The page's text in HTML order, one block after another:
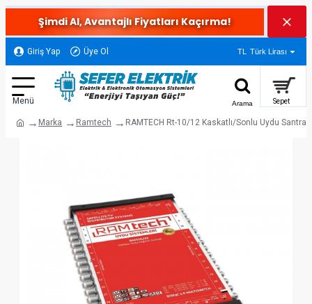
Şimdi Al, Avantajlı Fiyatları Kaçırma!
Giriş Yap Üye Ol TL Türk Lirası
Marka Ramtech RAMTECH Rt-10/12 Kaskatlı/Sonlu Uydu